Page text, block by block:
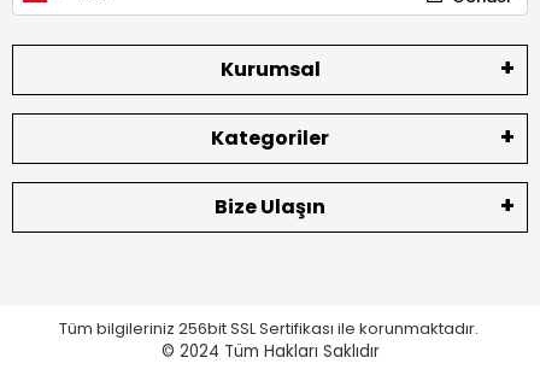
Kurumsal
Kategoriler
Bize Ulaşın
Tüm bilgileriniz 256bit SSL Sertifikası ile korunmaktadır.
© 2024 Tüm Hakları Saklıdır